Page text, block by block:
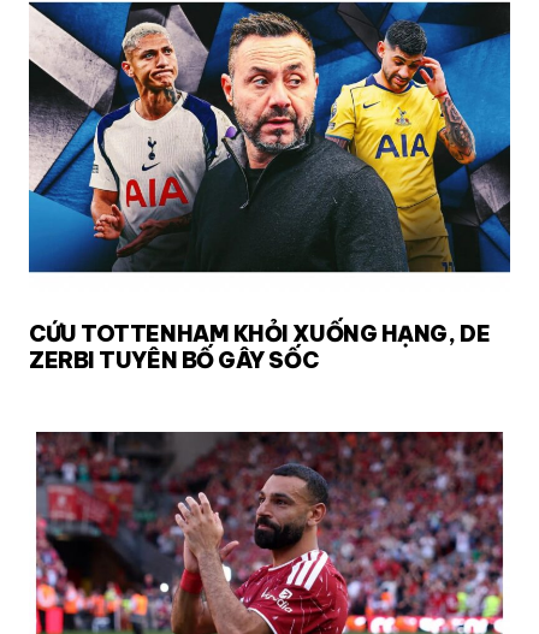
CỨU TOTTENHAM KHỎI XUỐNG HẠNG, DE
ZERBI TUYÊN BỐ GÂY SỐC